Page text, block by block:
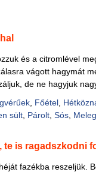
és a citromlével
vágott hagymát
de ne hagyjuk
, Főétel,
sült, Párolt, Sós, Meleg
te is ragadszkodni
fazékba reszeljük.